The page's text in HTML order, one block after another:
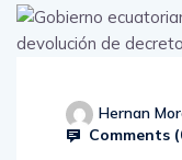
Hernan
Comments (